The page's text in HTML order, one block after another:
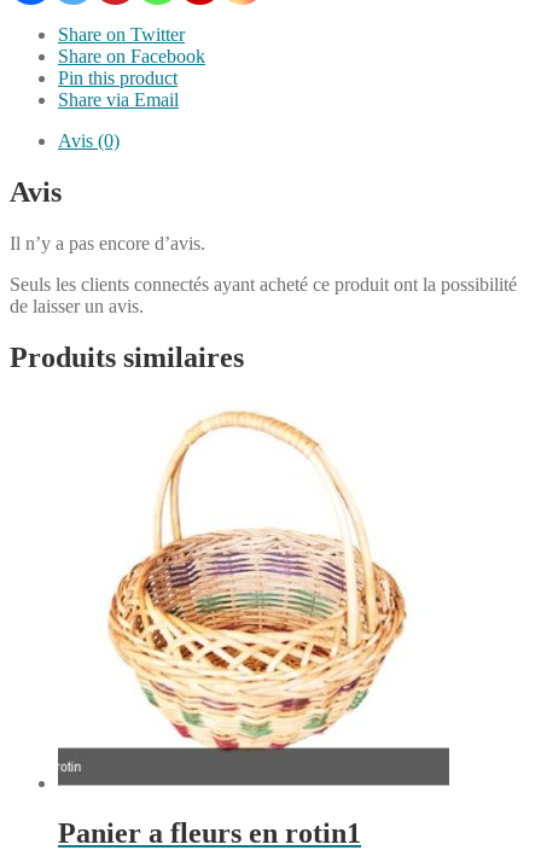
Share on Twitter
Share on Facebook
Pin this product
Share via Email
Avis (0)
Avis
Il n’y a pas encore d’avis.
Seuls les clients connectés ayant acheté ce produit ont la possibilité
de laisser un avis.
Produits similaires
Panier a fleurs en rotin1